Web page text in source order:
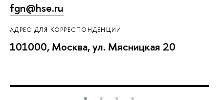
fgn@hse.ru
АДРЕС ДЛЯ КОРРЕСПОНДЕНЦИИ:
101000, Москва, ул. Мясницкая 20